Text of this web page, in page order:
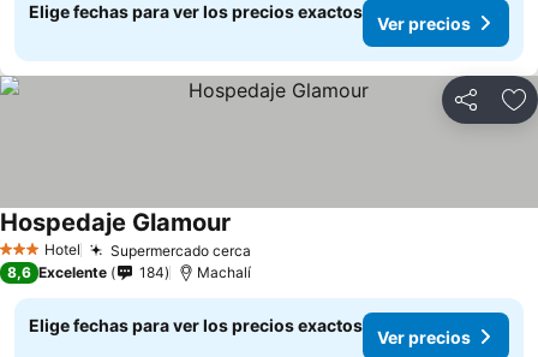
Elige fechas para ver los precios exactos
Ver precios
Compartir
3 Estrellas
Hotel Supermercado cerca
Hospedaje Glamour
8,6 Excelente 184 Machalí
Elige fechas para ver los precios exactos
Ver precios